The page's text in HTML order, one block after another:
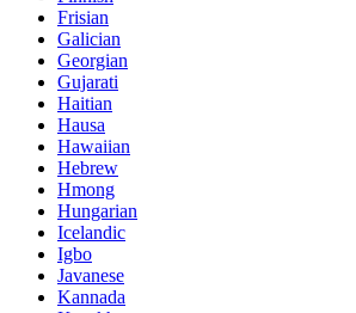
Frisian
Galician
Georgian
Gujarati
Haitian
Hausa
Hawaiian
Hebrew
Hmong
Hungarian
Icelandic
Igbo
Javanese
Kannada